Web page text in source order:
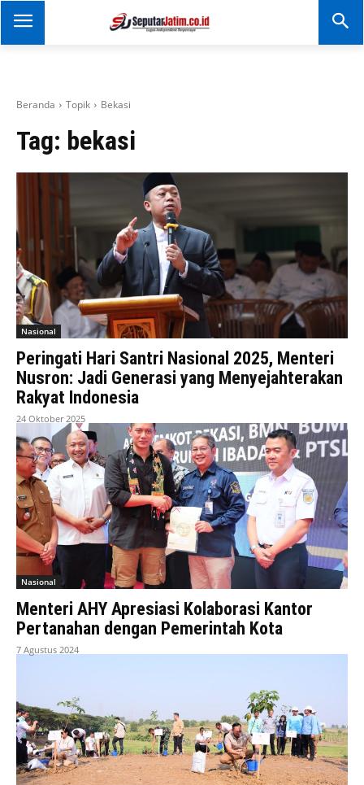
SEPUTAR JATIM
Portal Informasi Dan
Beranda Topik Bekasi
Tag: bekasi
Nasional
Peringati Hari Santri Nasional 2025, Menteri
Nusron: Jadi Generasi yang Menyejahterakan
Rakyat Indonesia
24 Oktober 2025
Nasional
Menteri AHY Apresiasi Kolaborasi Kantor
Pertanahan dengan Pemerintah Kota
7 Agustus 2024